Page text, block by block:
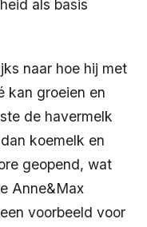
als basis
naar hoe hij met
kan groeien en
de havermelk
koemelk en
geopend, wat
Anne&Max
voorbeeld voor